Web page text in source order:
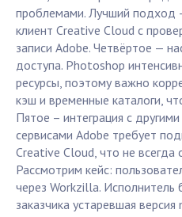
проблемами. Лучший подход
клиент Creative Cloud с
записи Adobe. Четвёртое —
доступа. Photoshop
ресурсы, поэтому важно
кэш и временные каталоги,
Пятое – интеграция с
сервисами Adobe требует
Creative Cloud, что не всегда
Рассмотрим кейс:
через Workzilla. Исполнитель
заказчика устаревшая